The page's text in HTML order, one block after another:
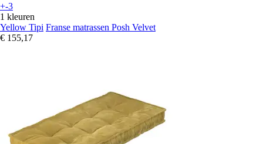
+-3
1 kleuren
Yellow Tipi Franse matrassen Posh Velvet
€ 155,17